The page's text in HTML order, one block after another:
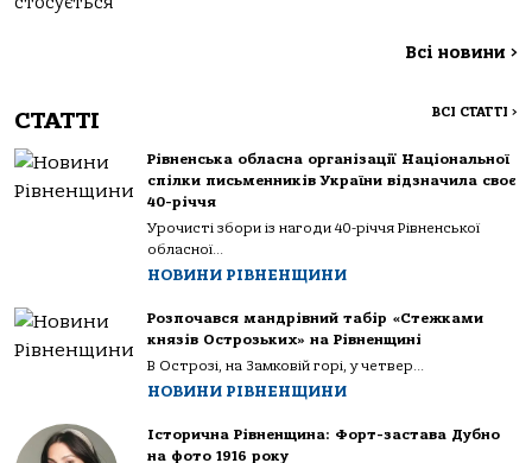
Всі новини >
СТАТТІ ВСІ СТАТТІ >
Рівненська обласна організації Національної
спілки письменників України відзначила своє
40-річчя
Урочисті збори із нагоди 40-річчя Рівненської
обласної...
НОВИНИ РІВНЕНЩИНИ
Розпочався мандрівний табір «Стежками
князів Острозьких» на Рівненщині
В Острозі, на Замковій горі, у четвер...
НОВИНИ РІВНЕНЩИНИ
Історична Рівненщина: Форт-застава Дубно
на фото 1916 року